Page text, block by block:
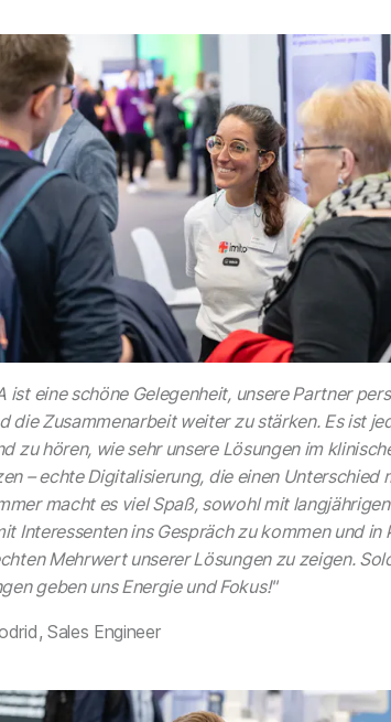
ist eine schöne Gelegenheit, unsere Partner
die Zusammenarbeit weiter zu stärken. Es ist
zu hören, wie sehr unsere Lösungen im
– echte Digitalisierung, die einen Unterschied
macht es viel Spaß, sowohl mit
Interessenten ins Gespräch zu kommen und in
Mehrwert unserer Lösungen zu zeigen.
geben uns Energie und Fokus!"
Sales Engineer